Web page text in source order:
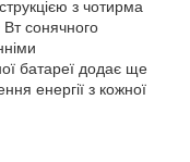
з чотирма
сонячного
батареї додає ще
енергії з кожної